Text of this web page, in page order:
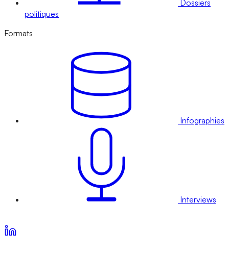
Dossiers
politiques
Formats
Infographies
Interviews